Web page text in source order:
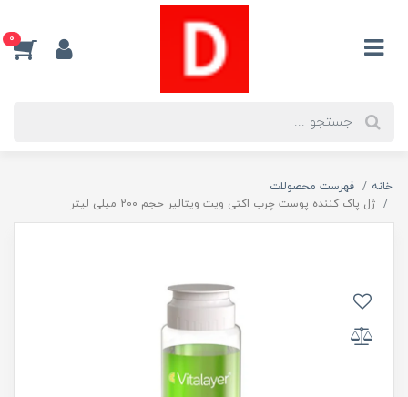
0
خانه
فهرست محصولات
ژل پاک کننده پوست چرب اکتی ویت ویتالیر حجم 200 میلی لیتر